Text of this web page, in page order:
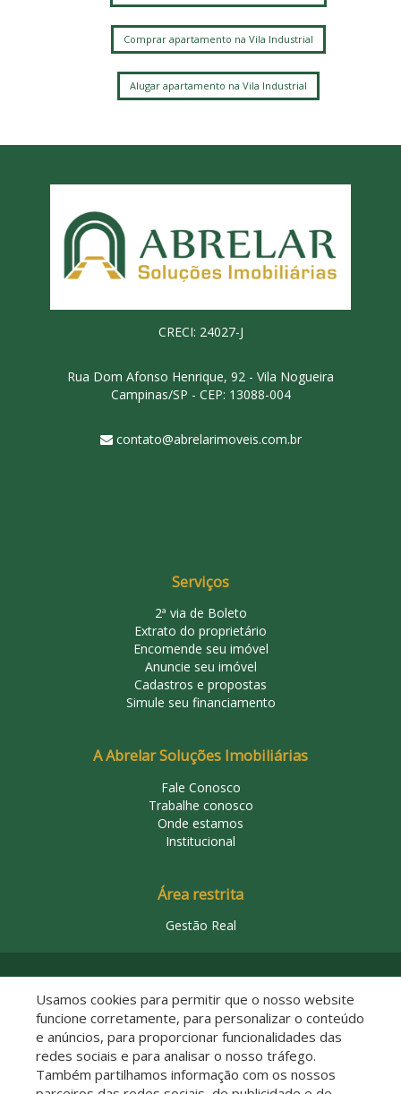
Comprar apartamento na Vila Industrial
Alugar apartamento na Vila Industrial
CRECI: 24027-J
Rua Dom Afonso Henrique, 92 - Vila Nogueira
Campinas/SP - CEP: 13088-004
contato@abrelarimoveis.com.br
Serviços
2ª via de Boleto
Extrato do proprietário
Encomende seu imóvel
Anuncie seu imóvel
Cadastros e propostas
Simule seu financiamento
A Abrelar Soluções Imobiliárias
Fale Conosco
Trabalhe conosco
Onde estamos
Institucional
Área restrita
Gestão Real
Usamos cookies para permitir que o nosso website
funcione corretamente, para personalizar o conteúdo
e anúncios, para proporcionar funcionalidades das
redes sociais e para analisar o nosso tráfego.
Também partilhamos informação com os nossos